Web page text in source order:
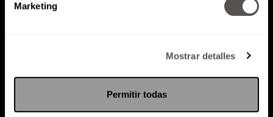
Marketing
Mostrar detalles
Permitir todas
Política de Privacidad
PODCAST RADIO MARTHA EVENTOS
SACA TU ID